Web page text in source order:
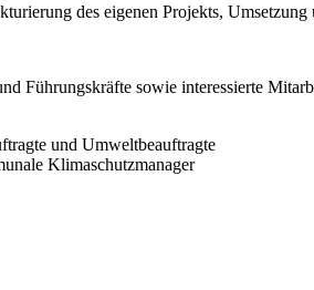
des eigenen Projekts,
Führungskräfte sowie interessierte
und Umweltbeauftragte
Klimaschutzmanager